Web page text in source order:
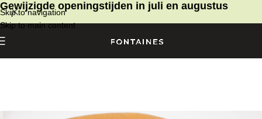
Skip to navigation
Skip to main content
Gewijzigde openingstijden in juli en augustus